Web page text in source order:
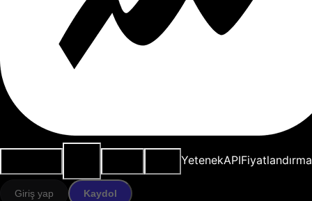
YetenekAPIFiyatlandırma
Giriş yap Kaydol